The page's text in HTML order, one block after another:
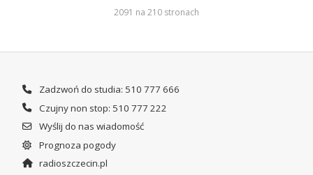
2091 na 210 stronach
Zadzwoń do studia: 510 777 666
Czujny non stop: 510 777 222
Wyślij do nas wiadomość
Prognoza pogody
radioszczecin.pl